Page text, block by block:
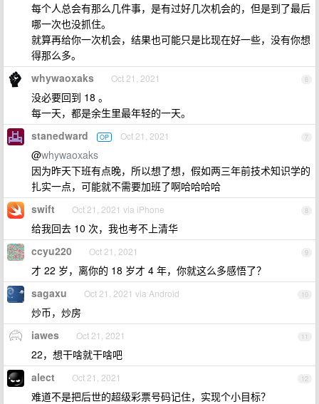
每个人总会有那么几件事，是有过好几次机会的，但是到了最后
哪一次也没抓住。
就算再给你一次机会，结果也可能只是比现在好一些，没有你想
得那么多。
6
whywaoxaks Oct 21, 2021
没必要回到 18 。
每一天，都是余生里最年轻的一天。
7
stanedward OP Oct 21, 2021
@whywaoxaks
因为昨天下班有点晚，所以想了想，假如两三年前技术知识学的
扎实一点，可能就不需要加班了啊哈哈哈哈
8
swift Oct 21, 2021 via iPhone
给我回去 10 次，我也考不上清华
9
ccyu220 Oct 21, 2021
才 22 岁，离你的 18 岁才 4 年，你就这么多感悟了？
10
sagaxu Oct 21, 2021 via Android
炒币，炒房
11
iawes Oct 21, 2021
22，想干啥就干啥吧
12
alect Oct 21, 2021
难道不是把后世的超级彩票号码记住，实现个小目标？